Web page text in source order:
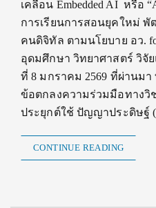
เคลื่อน Embedded AI หรือ
การเรียนการสอนยุคใหม่
คนดิจิทัล ตามนโยบาย อว.
อุดมศึกษา วิทยาศาสตร์ วิจั
ที่ 8 มกราคม 2569 ที่ผ่านม
ข้อตกลงความร่วมมือทางวิ
ประยุกต์ใช้ ปัญญาประดิษฐ์
CONTINUE READING